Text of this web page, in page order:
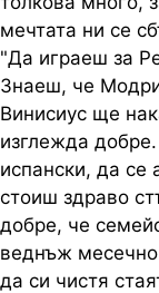
мечтата ни се
"Да играеш за
Знаеш, че
Винисиус ще
изглежда
испански, да се
стоиш здраво
добре, че
веднъж
да си чистя